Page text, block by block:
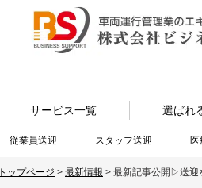
サービス一覧 選ばれ
従業員送迎 スタッフ送迎
トップページ > 最新情報 > 最新記事公開▷送迎